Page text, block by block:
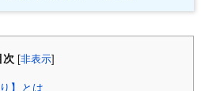
次 [非表示
】とは